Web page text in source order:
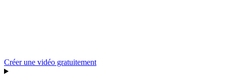
Créer une vidéo gratuitement